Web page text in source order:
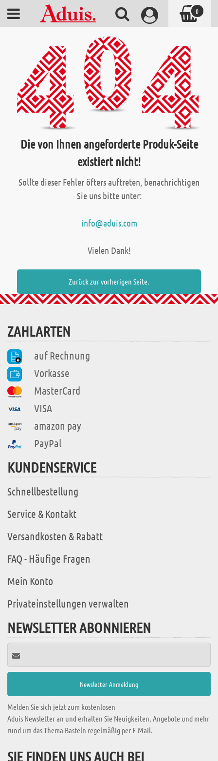
Die von Ihnen angeforderte Produk-Seite
existiert nicht!
Sollte dieser Fehler öfters auftreten, benachrichtigen
Sie uns bitte unter:
info@aduis.com
Vielen Dank!
Zurück zur vorherigen Seite.
ZAHLARTEN
auf Rechnung
Vorkasse
MasterCard
VISA
amazon pay
PayPal
KUNDENSERVICE
Schnellbestellung
Service & Kontakt
Versandkosten & Rabatt
FAQ - Häufige Fragen
Mein Konto
Privateinstellungen verwalten
NEWSLETTER ABONNIEREN
Melden Sie sich jetzt zum kostenlosen
Aduis Newsletter an und erhalten Sie Neuigkeiten, Angebote und mehr
rund um das Thema Basteln regelmäßig per E-Mail.
SIE FINDEN UNS AUCH BEI
0